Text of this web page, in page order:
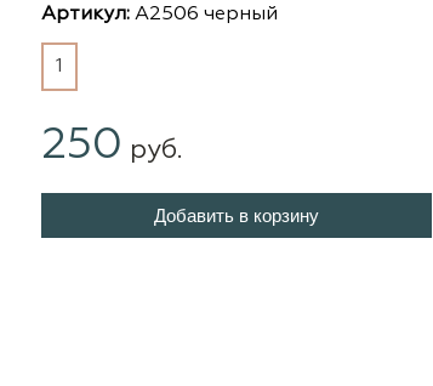
Артикул: А2506 черный
1
250 руб.
Добавить в корзину